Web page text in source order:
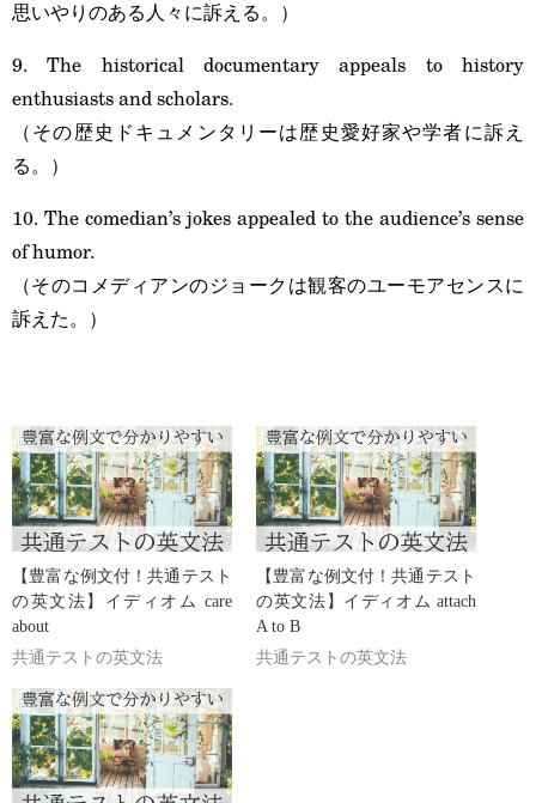
思いやりのある人々に訴える。）
9. The historical documentary appeals to history
enthusiasts and scholars.
（その歴史ドキュメンタリーは歴史愛好家や学者に訴え
る。）
10. The comedian’s jokes appealed to the audience’s sense
of humor.
（そのコメディアンのジョークは観客のユーモアセンスに
訴えた。）
【豊富な例文付！共通テスト
の英文法】イディオム care
about
共通テストの英文法
【豊富な例文付！共通テスト
の英文法】イディオム attach
A to B
共通テストの英文法